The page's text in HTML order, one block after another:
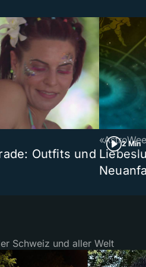
Outfits und
2 Min
Schweiz und aller Welt